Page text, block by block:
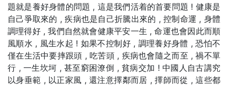
題就是養好身體的問題 , 這是我們活着的首要問題 ! 健康是
自己爭取來的 , 疾病也是自己折騰出來的 , 控制命運 , 身體
調理得好 , 我們自然就會健康平安一生 , 命運也會因此而順
風順水 , 風生水起 ! 如果不控制好 , 調理養好身體 , 恐怕不
僅在生活中要摔跟頭 , 吃苦頭 , 疾病也會隨之而至 , 禍不單
行 , 一生坎坷 , 甚至窮困潦倒 , 貧病交加 ! 中國人自古講究
以身垂範 , 以正家風 , 還注意擇鄰而居 , 擇師而從 , 這些都